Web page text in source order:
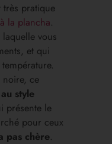
très pratique
la plancha.
vous
et qui
noire, ce
style
présente le
pour ceux
pas chère.